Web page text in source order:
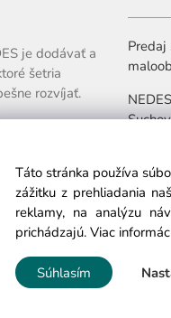
je dodávať a
šetria
rozvíjať.
Predaj
Pon-
Táto stránka používa
zážitku z prehliadania
reklamy, na analýzu
prichádzajú. Viac
Súhlasím